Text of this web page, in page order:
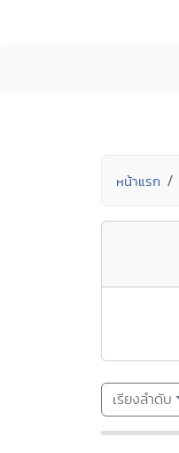
หน้าแรก
เรียงลำดับ